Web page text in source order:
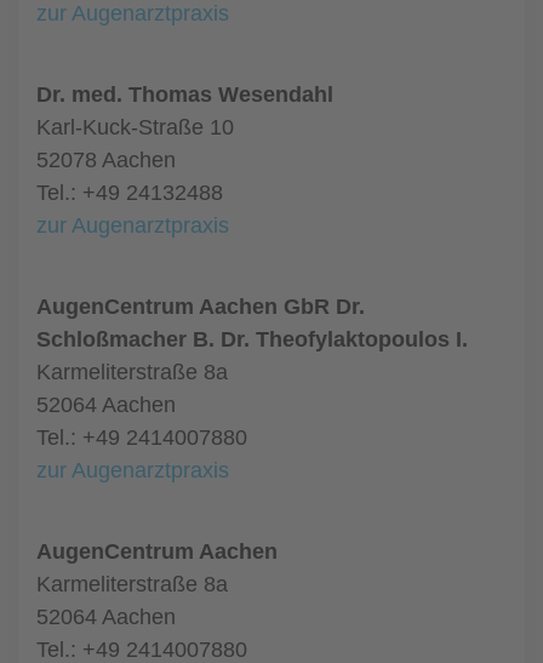
zur Augenarztpraxis
Dr. med. Thomas Wesendahl
Karl-Kuck-Straße 10
52078 Aachen
Tel.: +49 24132488
zur Augenarztpraxis
AugenCentrum Aachen GbR Dr.
Schloßmacher B. Dr. Theofylaktopoulos I.
Karmeliterstraße 8a
52064 Aachen
Tel.: +49 2414007880
zur Augenarztpraxis
AugenCentrum Aachen
Karmeliterstraße 8a
52064 Aachen
Tel.: +49 2414007880